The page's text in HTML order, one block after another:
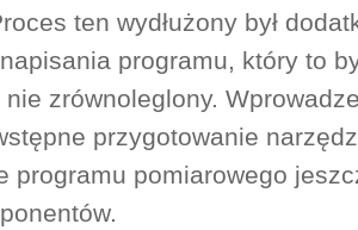
ten wydłużony był
programu, który to
zrównoleglony.
przygotowanie
programu pomiarowego